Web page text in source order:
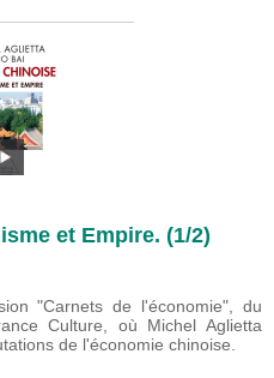
et Empire. (1/2)
"Carnets de l'économie", du
Culture, où Michel Aglietta
de l'économie chinoise.